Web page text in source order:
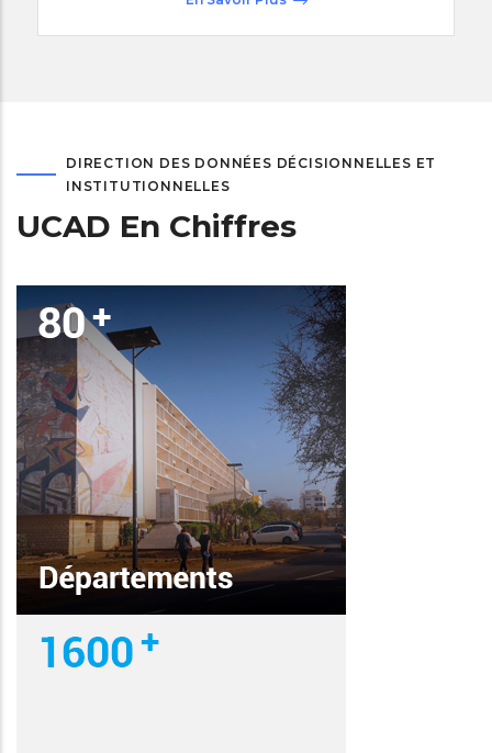
DIRECTION DES DONNÉES DÉCISIONNELLES ET
INSTITUTIONNELLES
UCAD En Chiffres